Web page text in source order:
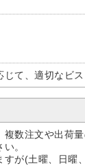
て、適切なビ
複数注文や出荷
。
が(土曜、日曜